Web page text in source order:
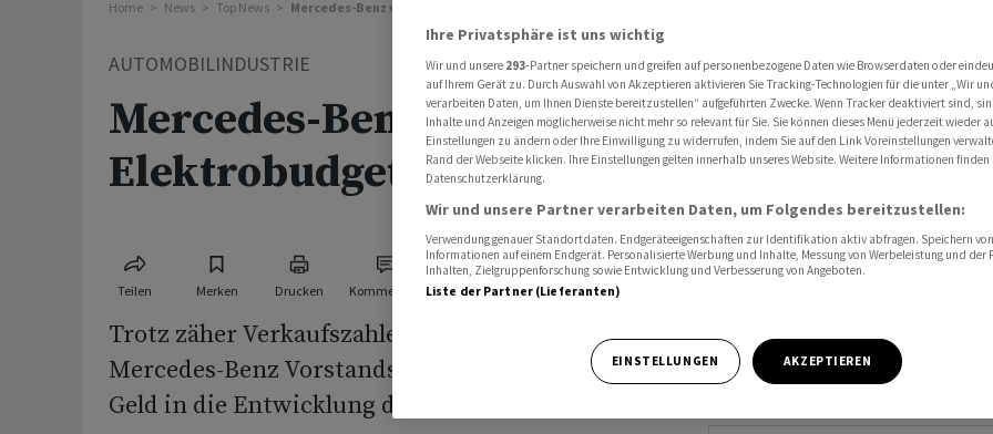
Home News Top News Mercedes-Benz will Elektrobudget aufstocken
AUTOMOBILINDUSTRIE
Mercedes-Benz will
Elektrobudget aufstocken
Teilen Merken Drucken Kommentare
Trotz zäher Verkaufszahlen von Elektroautos, will
Mercedes-Benz Vorstandschef Ola Källenius mehr
Geld in die Entwicklung der Antriebsart stecken.
Ihre Privatsphäre ist uns wichtig
Wir und unsere 293-Partner speichern und greifen auf personenbezogene Daten wie Browserdaten oder
auf Ihrem Gerät zu. Durch Auswahl von Akzeptieren aktivieren Sie Tracking-Technologien für die unter „Wir
verarbeiten Daten, um Ihnen Dienste bereitzustellen“ aufgeführten Zwecke. Wenn Tracker deaktiviert sind,
Inhalte und Anzeigen möglicherweise nicht mehr so relevant für Sie. Sie können dieses Menü jederzeit wieder
Einstellungen zu ändern oder Ihre Einwilligung zu widerrufen, indem Sie auf den Link Voreinstellungen
Rand der Webseite klicken. Ihre Einstellungen gelten innerhalb unseres Website. Weitere Informationen finden
Datenschutzerklärung.
Wir und unsere Partner verarbeiten Daten, um Folgendes bereitzustellen:
Verwendung genauer Standortdaten. Endgeräteeigenschaften zur Identifikation aktiv abfragen. Speichern
Informationen auf einem Endgerät. Personalisierte Werbung und Inhalte, Messung von Werbeleistung und der
Inhalten, Zielgruppenforschung sowie Entwicklung und Verbesserung von Angeboten.
Liste der Partner (Lieferanten)
EINSTELLUNGEN AKZEPTIEREN